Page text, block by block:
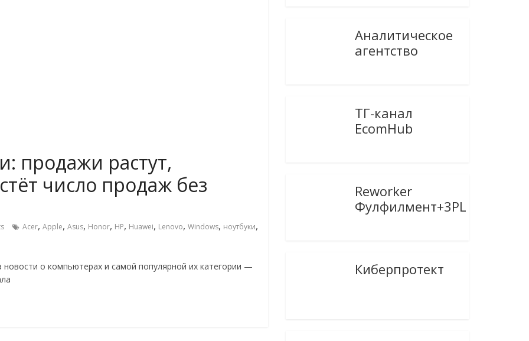
продажи растут,
число продаж без
Acer, Apple, Asus, Honor, HP, Huawei, Lenovo, Windows, ноутбуки,
о компьютерах и самой популярной их категории —
Аналитическое
агентство
ТГ-канал
EcomHub
Reworker
Фулфилмент+3PL
Киберпротект